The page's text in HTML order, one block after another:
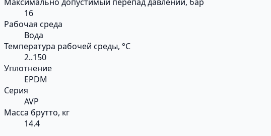
16
Рабочая среда
Вода
Температура рабочей среды, °С
2..150
Уплотнение
EPDM
Серия
AVP
Масса брутто, кг
14.4